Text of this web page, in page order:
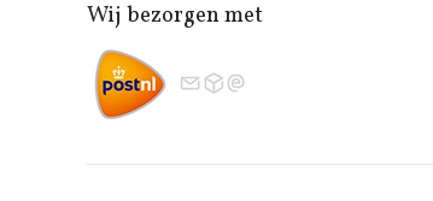
Wij bezorgen met